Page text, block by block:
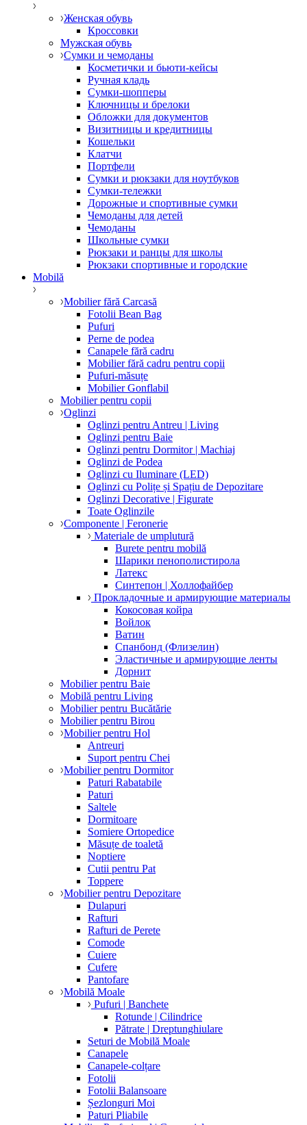
Женская обувь
Кроссовки
Мужская обувь
Сумки и чемоданы
Косметички и бьюти-кейсы
Ручная кладь
Сумки-шопперы
Ключницы и брелоки
Обложки для документов
Визитницы и кредитницы
Кошельки
Клатчи
Портфели
Сумки и рюкзаки для ноутбуков
Сумки-тележки
Дорожные и спортивные сумки
Чемоданы для детей
Чемоданы
Школьные сумки
Рюкзаки и ранцы для школы
Рюкзаки спортивные и городские
Mobilă
Mobilier fără Carcasă
Fotolii Bean Bag
Pufuri
Perne de podea
Canapele fără cadru
Mobilier fără cadru pentru copii
Pufuri-măsuțe
Mobilier Gonflabil
Mobilier pentru copii
Oglinzi
Oglinzi pentru Antreu | Living
Oglinzi pentru Baie
Oglinzi pentru Dormitor | Machiaj
Oglinzi de Podea
Oglinzi cu Iluminare (LED)
Oglinzi cu Polițe și Spațiu de Depozitare
Oglinzi Decorative | Figurate
Toate Oglinzile
Componente | Feronerie
Materiale de umplutură
Burete pentru mobilă
Шарики пенополистирола
Латекс
Синтепон | Холлофайбер
Прокладочные и армирующие материалы
Кокосовая койра
Войлок
Ватин
Спанбонд (Флизелин)
Эластичные и армирующие ленты
Дорнит
Mobilier pentru Baie
Mobilă pentru Living
Mobilier pentru Bucătărie
Mobilier pentru Birou
Mobilier pentru Hol
Antreuri
Suport pentru Chei
Mobilier pentru Dormitor
Paturi Rabatabile
Paturi
Saltele
Dormitoare
Somiere Ortopedice
Măsuțe de toaletă
Noptiere
Cutii pentru Pat
Toppere
Mobilier pentru Depozitare
Dulapuri
Rafturi
Rafturi de Perete
Comode
Cuiere
Cufere
Pantofare
Mobilă Moale
Pufuri | Banchete
Rotunde | Cilindrice
Pătrate | Dreptunghiulare
Seturi de Mobilă Moale
Canapele
Canapele-colțare
Fotolii
Fotolii Balansoare
Șezlonguri Moi
Paturi Pliabile